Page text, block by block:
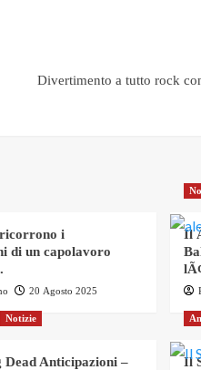
Divertimento a tutto rock
i
di un capolavoro
20 Agosto 2025
Il
Notizie
Dead Anticipazioni –
Il